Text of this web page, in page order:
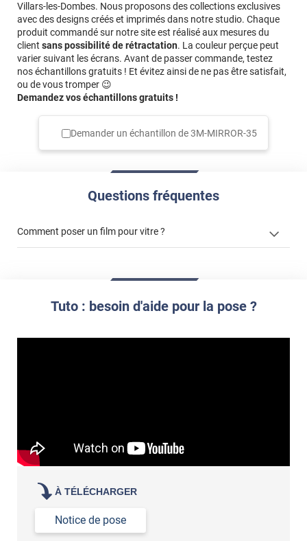
Villars-les-Dombes. Nous proposons des collections exclusives
avec des designs créés et imprimés dans notre studio. Chaque
produit commandé sur notre site est réalisé aux mesures du
client sans possibilité de rétractation. La couleur perçue peut
varier suivant les écrans. Avant de passer commande, testez
nos échantillons gratuits ! Et évitez ainsi de ne pas être satisfait,
ou de vous tromper 😉
Demandez vos échantillons gratuits !
Demander un échantillon de3M-MIRROR-35
Questions fréquentes
Comment poser un film pour vitre ?
Tuto : besoin d'aide pour la pose ?
À TÉLÉCHARGER
Notice de pose